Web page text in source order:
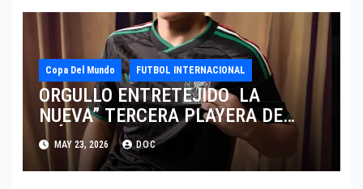
Copa Del Mundo FUTBOL INTERNACIONAL
ORGULLO ENTRETEJIDO LA
NUEVA” TERCERA PLAYERA DE
MÉXICO” INGRESA AL ARCHIVO
HISTÓRICO DE ADIDAS EN
ALEMANIA
MAY 23, 2026 DOC